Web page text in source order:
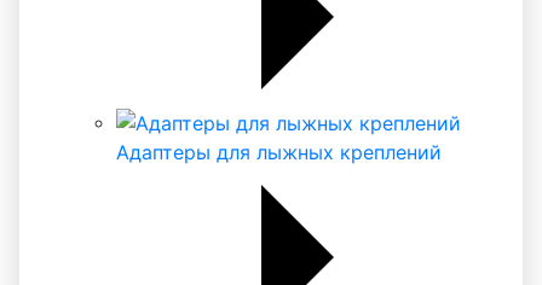
Адаптеры для лыжных креплений